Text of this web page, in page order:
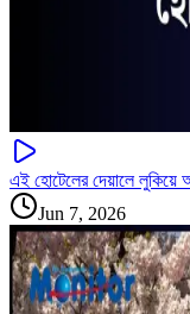
এই হোটেলের দেয়ালে
Jun 7, 2026